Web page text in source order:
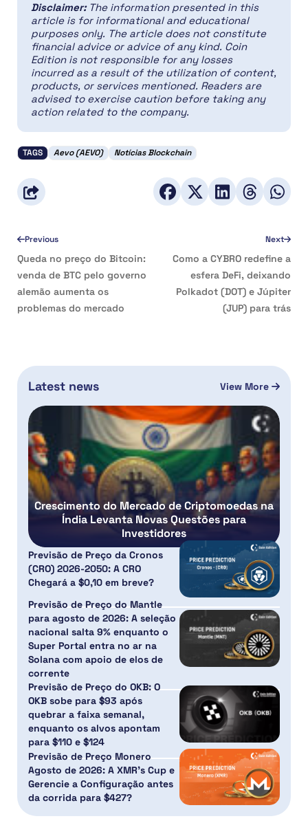
Disclaimer: The information presented in this
article is for informational and educational
purposes only. The article does not constitute
financial advice or advice of any kind. Coin
Edition is not responsible for any losses
incurred as a result of the utilization of content,
products, or services mentioned. Readers are
advised to exercise caution before taking any
action related to the company.
TAGS Aevo (AEVO) Notícias Blockchain
Previous
Queda no preço do Bitcoin:
venda de BTC pelo governo
alemão aumenta os
problemas do mercado
Next
Como a CYBRO redefine a
esfera DeFi, deixando
Polkadot (DOT) e Júpiter
(JUP) para trás
Latest news View More
Crescimento do Mercado de Criptomoedas na
Índia Levanta Novas Questões para
Investidores
Previsão de Preço da Cronos
(CRO) 2026-2050: A CRO
Chegará a $0,10 em breve?
Previsão de Preço do Mantle
para agosto de 2026: A seleção
nacional salta 9% enquanto o
Super Portal entra no ar na
Solana com apoio de elos de
corrente
Previsão de Preço do OKB: O
OKB sobe para $93 após
quebrar a faixa semanal,
enquanto os alvos apontam
para $110 e $124
Previsão de Preço Monero
Agosto de 2026: A XMR’s Cup e
Gerencie a Configuração antes
da corrida para $427?